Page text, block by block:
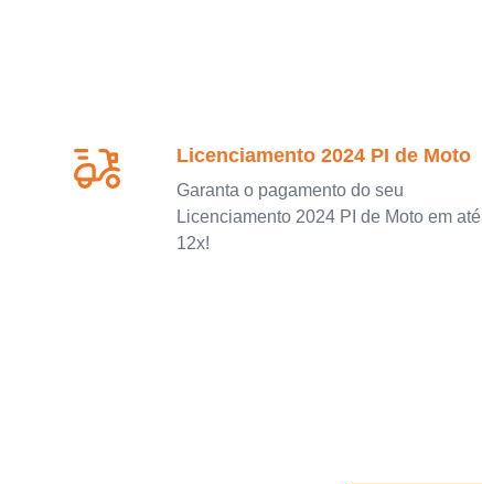
Licenciamento 2024 PI de Moto
Garanta o pagamento do seu
Licenciamento 2024 PI de Moto em até
12x!